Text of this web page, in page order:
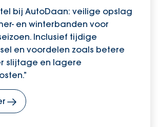
bij AutoDaan: veilige opslag
en winterbanden voor
Inclusief tijdige
en voordelen zoals betere
slijtage en lagere